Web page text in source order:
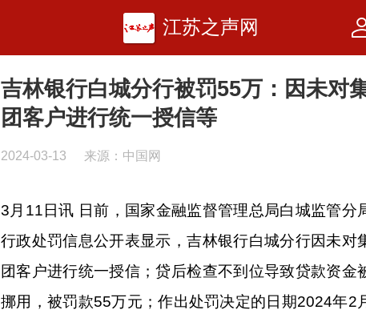
江苏之声网
吉林银行白城分行被罚55万：因未对
团客户进行统一授信等
2024-03-13 来源：中国网
3月11日讯 日前，国家金融监督管理总局白城监管分
行政处罚信息公开表显示，吉林银行白城分行因未对
团客户进行统一授信；贷后检查不到位导致贷款资金
挪用，被罚款55万元；作出处罚决定的日期2024年2